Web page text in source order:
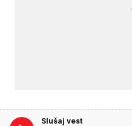
Slušaj vest